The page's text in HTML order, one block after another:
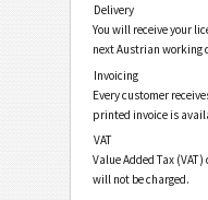
Delivery
You will receive your
next Austrian working
Invoicing
Every customer
printed invoice is
VAT
Value Added Tax (VAT)
will not be charged.